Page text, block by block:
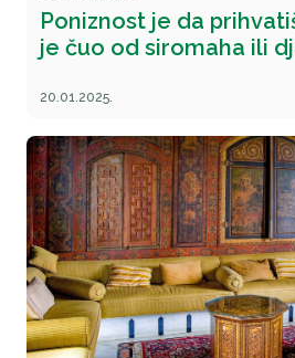
Poniznost je da
je čuo od siromaha ili
20.01.2025.